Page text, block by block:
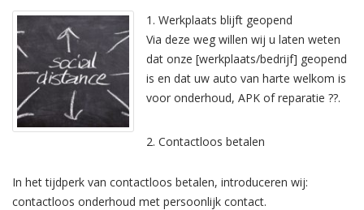
1. Werkplaats blijft geopend
Via deze weg willen wij u laten weten
dat onze [werkplaats/bedrijf] geopend
is en dat uw auto van harte welkom is
voor onderhoud, APK of reparatie ??.
2. Contactloos betalen
In het tijdperk van contactloos betalen, introduceren wij:
contactloos onderhoud met persoonlijk contact.